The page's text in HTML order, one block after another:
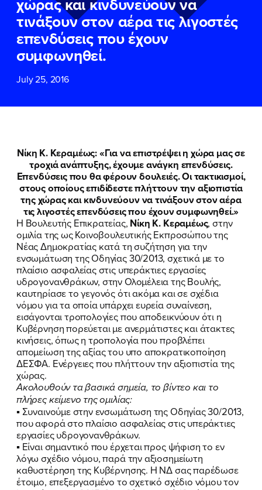
τινάξουν στον αέρα τις λιγοστές
επενδύσεις που έχουν
συμφωνηθεί.
July 25, 2016
Νίκη Κ. Κεραμέως: «Για να επιστρέψει η χώρα μας σε
τροχιά ανάπτυξης, έχουμε ανάγκη επενδύσεις.
Επενδύσεις που θα φέρουν δουλειές. Οι τακτικισμοί,
στους οποίους επιδίδεστε πλήττουν την αξιοπιστία
της χώρας και κινδυνεύουν να τινάξουν στον αέρα
τις λιγοστές επενδύσεις που έχουν συμφωνηθεί.»
Η Βουλευτής Επικρατείας, Νίκη Κ. Κεραμέως, στην
ομιλία της ως Κοινοβουλευτικής Εκπροσώπου της
Νέας Δημοκρατίας κατά τη συζήτηση για την
ενσωμάτωση της Οδηγίας 30/2013, σχετικά με το
πλαίσιο ασφαλείας στις υπεράκτιες εργασίες
υδρογονανθράκων, στην Ολομέλεια της Βουλής,
καυτηρίασε το γεγονός ότι ακόμα και σε σχέδια
νόμου για τα οποία υπάρχει ευρεία συναίνεση,
εισάγονται τροπολογίες που αποδεικνύουν ότι η
Κυβέρνηση πορεύεται με ανερμάτιστες και άτακτες
κινήσεις, όπως η τροπολογία που προβλέπει
απομείωση της αξίας του υπο αποκρατικοποίηση
ΔΕΣΦΑ. Ενέργειες που πλήττουν την αξιοπιστία της
χώρας.
Ακολουθούν τα βασικά σημεία, το βίντεο και το
πλήρες κείμενο της ομιλίας:
▪ Συναινούμε στην ενσωμάτωση της Οδηγίας 30/2013,
που αφορά στο πλαίσιο ασφαλείας στις υπεράκτιες
εργασίες υδρογονανθράκων.
▪ Είναι σημαντικό που έρχεται προς ψήφιση το εν
λόγω σχέδιο νόμου, παρά την αξιοσημείωτη
καθυστέρηση της Κυβέρνησης. Η ΝΔ σας παρέδωσε
έτοιμο, επεξεργασμένο το σχετικό σχέδιο νόμου τον
ΕΠΙΘΕΤΟ*
ΤΗΛΕΦΩΝΟ
EMAIL
Δεδομένων
και τους τους
Όρους
Χρήσηςτου δικτυακού τόπου του
Πολιτικού Γραφείου της Βουλευτού
Νίκης Κεραμέως
ΥΠΟΒΟΛΗ
ΕΠΙΘΕΤΟ*
ΤΗΛΕΦΩΝΟ
EMAIL
Δεδομένων
και τους τους
Όρους
Χρήσηςτου δικτυακού τόπου του
Πολιτικού Γραφείου της Βουλευτού
Νίκης Κεραμέως
ΥΠΟΒΟΛΗ